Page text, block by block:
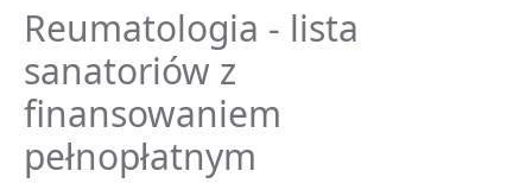
Reumatologia - lista
sanatoriów z
finansowaniem
pełnopłatnym